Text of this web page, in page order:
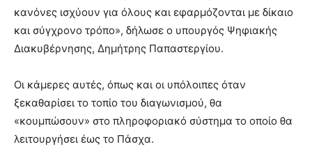
κανόνες ισχύουν για όλους και εφαρμόζονται με δίκαιο
και σύγχρονο τρόπο», δήλωσε ο υπουργός Ψηφιακής
Διακυβέρνησης, Δημήτρης Παπαστεργίου.
Οι κάμερες αυτές, όπως και οι υπόλοιπες όταν
ξεκαθαρίσει το τοπίο του διαγωνισμού, θα
«κουμπώσουν» στο πληροφοριακό σύστημα το οποίο θα
λειτουργήσει έως το Πάσχα.